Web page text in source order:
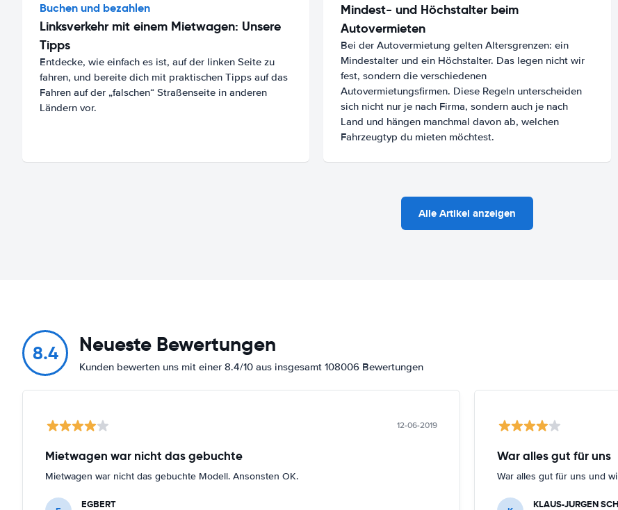
Buchen und bezahlen
Linksverkehr mit einem Mietwagen: Unsere
Tipps
Entdecke, wie einfach es ist, auf der linken Seite zu
fahren, und bereite dich mit praktischen Tipps auf das
Fahren auf der „falschen“ Straßenseite in anderen
Ländern vor.
Mindest- und Höchstalter beim
Autovermieten
Bei der Autovermietung gelten Altersgrenzen: ein
Mindestalter und ein Höchstalter. Das legen nicht wir
fest, sondern die verschiedenen
Autovermietungsfirmen. Diese Regeln unterscheiden
sich nicht nur je nach Firma, sondern auch je nach
Land und hängen manchmal davon ab, welchen
Fahrzeugtyp du mieten möchtest.
Alle Artikel anzeigen
8.4 Neueste Bewertungen
Kunden bewerten uns mit einer 8.4/10 aus insgesamt 108006 Bewertungen
12-06-2019
Mietwagen war nicht das gebuchte
Mietwagen war nicht das gebuchte Modell. Ansonsten OK.
EGBERT
War alles gut für uns
War alles gut für uns und
KLAUS-JURGEN